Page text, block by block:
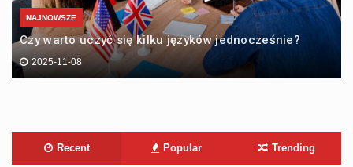
NAJNOWSZE
Czy warto uczyć się kilku języków jednocześnie?
2025-11-08
Recent Popular Trending